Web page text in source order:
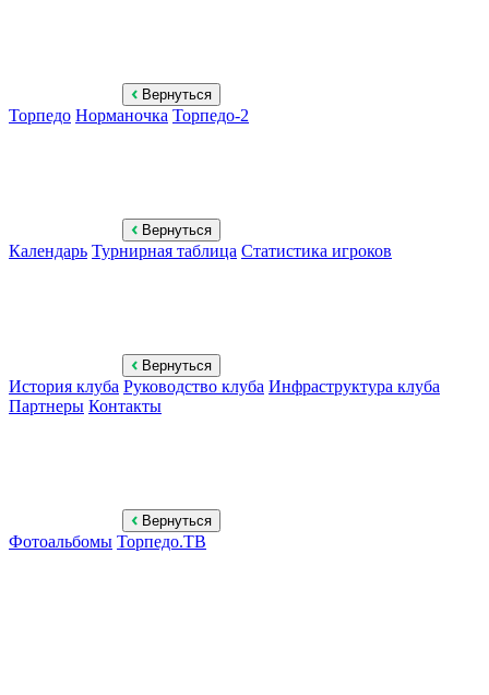
Вернуться
Торпедо Норманочка Торпедо-2
Вернуться
Календарь Турнирная таблица Статистика игроков
Вернуться
История клуба Руководство клуба Инфраструктура клуба
Партнеры Контакты
Вернуться
Фотоальбомы Торпедо.ТВ